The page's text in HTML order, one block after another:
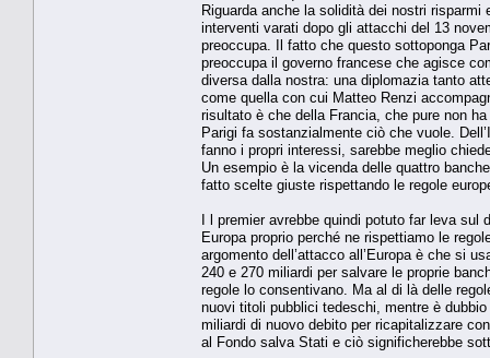
Riguarda anche la solidità dei nostri
interventi varati dopo gli attacchi del 13
preoccupa. Il fatto che questo sottoponga
preoccupa il governo francese che agisce
diversa dalla nostra: una diplomazia tanto
come quella con cui Matteo Renzi
risultato è che della Francia, che pure non
Parigi fa sostanzialmente ciò che vuole.
fanno i propri interessi, sarebbe meglio
Un esempio è la vicenda delle quattro
fatto scelte giuste rispettando le regole
I l premier avrebbe quindi potuto far leva sul
Europa proprio perché ne rispettiamo le
argomento dell’attacco all’Europa è che si
240 e 270 miliardi per salvare le proprie
regole lo consentivano. Ma al di là delle
nuovi titoli pubblici tedeschi, mentre è
miliardi di nuovo debito per ricapitalizzare
al Fondo salva Stati e ciò significherebbe